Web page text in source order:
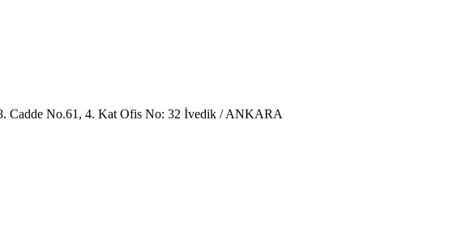
Cadde No.61, 4. Kat Ofis No: 32 İvedik / ANKARA